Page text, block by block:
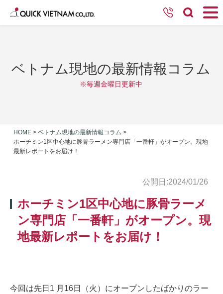
ベトナム現地の最新情報コラム
※毎週金曜日更新中
HOME > ベトナム現地の最新情報コラム >
ホーチミン1区中心地に豚骨ラーメン専門店「一番軒」がオープン。現地
最新レポートをお届け！
公開日:2024/01/26
ホーチミン1区中心地に豚骨ラーメ
ン専門店「一番軒」がオープン。現
地最新レポートをお届け！
今回は先日1 月16日（火）にオープンしたばかりのラー